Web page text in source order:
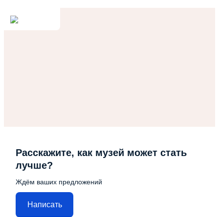
Расскажите, как музей может стать
лучше?
Ждём ваших предложений
Написать